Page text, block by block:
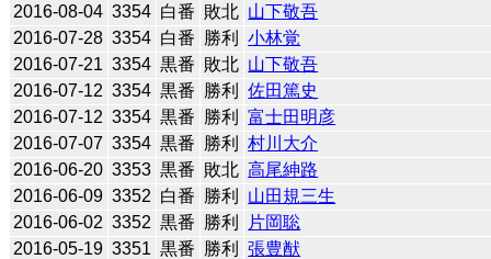
2016-08-04 3354 白番 敗北 山下敬吾
2016-07-28 3354 白番 勝利
小林覚
2016-07-21 3354 黒番 敗北 山下敬吾
2016-07-12 3354 黒番 勝利
佐田篤史
2016-07-12 3354 黒番 勝利
富士田明彦
2016-07-07 3354 黒番 勝利
村川大介
2016-06-20 3353 黒番 敗北 高尾紳路
2016-06-09 3352 白番 勝利
山田規三生
2016-06-02 3352 黒番 勝利
片岡聡
2016-05-19 3351 黒番 勝利
張豊猷